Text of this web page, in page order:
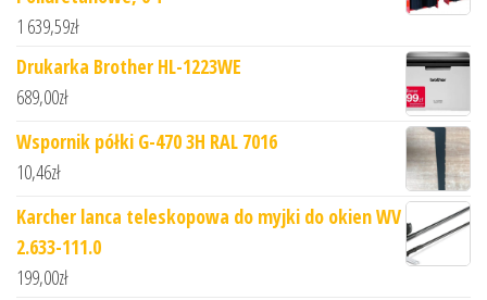
1 639,59zł
Drukarka Brother HL-1223WE
689,00zł
Wspornik półki G-470 3H RAL 7016
10,46zł
Karcher lanca teleskopowa do myjki do okien WV
2.633-111.0
199,00zł